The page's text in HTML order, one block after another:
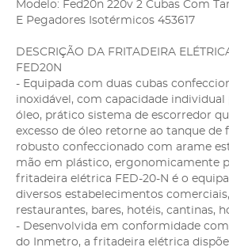
Modelo: Fed20n 220v 2 Cubas Com
E Pegadores Isotérmicos 453617
DESCRIÇÃO DA FRITADEIRA
FED20N
- Equipada com duas cubas
inoxidável, com capacidade individual
óleo, prático sistema de escorredor
excesso de óleo retorne ao tanque de
robusto confeccionado com arame
mão em plástico, ergonomicamente
fritadeira elétrica FED-20-N é o
diversos estabelecimentos
restaurantes, bares, hotéis, cantinas,
- Desenvolvida em conformidade
do Inmetro, a fritadeira elétrica